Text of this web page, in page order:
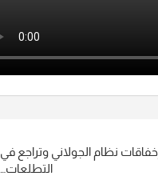
نظام الجولاني وتراجع في
التطلعات…